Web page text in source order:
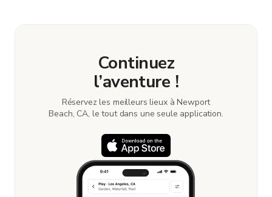
Continuez
l’aventure !
Réservez les meilleurs lieux à Newport
Beach, CA, le tout dans une seule application.